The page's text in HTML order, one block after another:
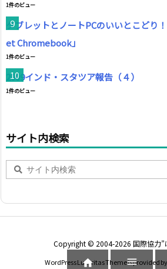
1件のビュー
タブレットとノートPCのいいとこどり
et Chromebook」
1件のビュー
2009インド・スタツア報告（４）
1件のビュー
サイト内検索
Copyright © 2004-2026 国際協力”
WordPress Luxeritas Theme is provided
 